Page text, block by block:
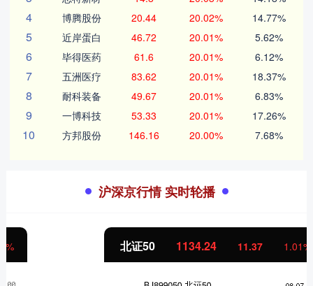
4 博腾股份 20.44 20.02% 14.77%
5 近岸蛋白 46.72 20.01% 5.62%
6 毕得医药 61.6 20.01% 6.12%
7 五洲医疗 83.62 20.01% 18.37%
8 耐科装备 49.67 20.01% 6.83%
9 一博科技 53.33 20.01% 17.26%
10 方邦股份 146.16 20.00% 7.68%
沪深京行情 实时轮播
1134.24 11.37 1.01%